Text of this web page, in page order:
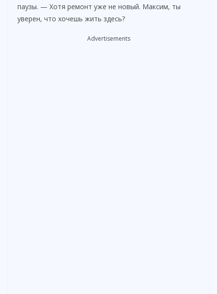
паузы. — Хотя ремонт уже не новый. Максим, ты
уверен, что хочешь жить здесь?
Advertisements